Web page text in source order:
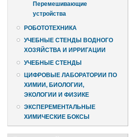
Перемешивающие
устройства
РОБОТОТЕХНИКА
УЧЕБНЫЕ СТЕНДЫ ВОДНОГО
ХОЗЯЙСТВА И ИРРИГАЦИИ
УЧЕБНЫЕ СТЕНДЫ
ЦИФРОВЫЕ ЛАБОРАТОРИИ ПО
ХИМИИ, БИОЛОГИИ,
ЭКОЛОГИИ И ФИЗИКЕ
ЭКСПЕРЕМЕНТАЛЬНЫЕ
ХИМИЧЕСКИЕ БОКСЫ